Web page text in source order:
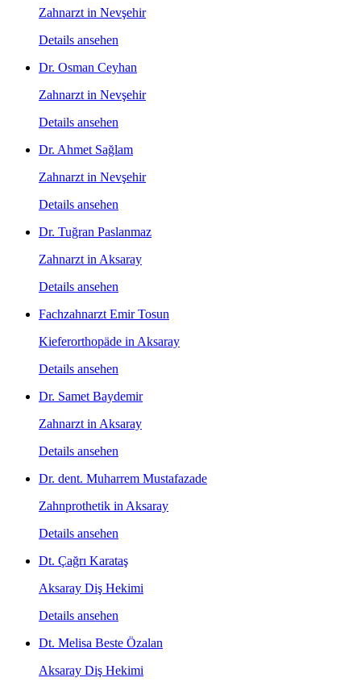
Zahnarzt in Nevşehir
Details ansehen
Dr. Osman Ceyhan
Zahnarzt in Nevşehir
Details ansehen
Dr. Ahmet Sağlam
Zahnarzt in Nevşehir
Details ansehen
Dr. Tuğran Paslanmaz
Zahnarzt in Aksaray
Details ansehen
Fachzahnarzt Emir Tosun
Kieferorthopäde in Aksaray
Details ansehen
Dr. Samet Baydemir
Zahnarzt in Aksaray
Details ansehen
Dr. dent. Muharrem Mustafazade
Zahnprothetik in Aksaray
Details ansehen
Dt. Çağrı Karataş
Aksaray Diş Hekimi
Details ansehen
Dt. Melisa Beste Özalan
Aksaray Diş Hekimi